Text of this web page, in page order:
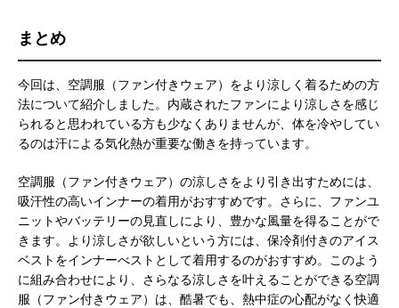
まとめ
今回は、空調服（ファン付きウェア）をより涼しく着るための方
法について紹介しました。内蔵されたファンにより涼しさを感じ
られると思われている方も少なくありませんが、体を冷やしてい
るのは汗による気化熱が重要な働きを持っています。
空調服（ファン付きウェア）の涼しさをより引き出すためには、
吸汗性の高いインナーの着用がおすすめです。さらに、ファンユ
ニットやバッテリーの見直しにより、豊かな風量を得ることがで
きます。より涼しさが欲しいという方には、保冷剤付きのアイス
ベストをインナーべストとして着用するのがおすすめ。このよう
に組み合わせにより、さらなる涼しさを叶えることができる空調
服（ファン付きウェア）は、酷暑でも、熱中症の心配がなく快適